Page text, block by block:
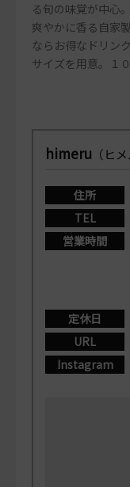
る旬の味覚が中心
爽やかに香る自家
ならお得なドリン
サイズを用意。１
himeru （ヒメ
住所
TEL
営業時間
定休日
URL
Instagram